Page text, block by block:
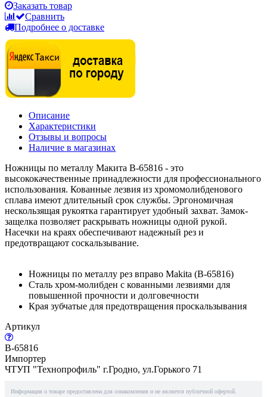
Заказать товар
Сравнить
Подробнее о доставке
Описание
Характеристики
Отзывы и вопросы
Наличие в магазинах
Ножницы по металлу Макита B-65816 - это
высококачественные принадлежности для профессионального
использования. Кованные лезвия из хромомолибденового
сплава имеют длительный срок службы. Эргономичная
нескользящая рукоятка гарантирует удобный захват. Замок-
защелка позволяет раскрывать ножницы одной рукой.
Насечки на краях обеспечивают надежный рез и
предотвращают соскальзывание.
Ножницы по металлу рез вправо Makita (B-65816)
Сталь хром-молибден с кованными лезвиями для
повышенной прочности и долговечности
Края зубчатые для предотвращения проскальзывания
Артикул
B-65816
Импортер
ЧТУП "Технопрофиль" г.Гродно, ул.Горького 71
Информация о товаре предоставлена для ознакомления и не является публичной офертой.